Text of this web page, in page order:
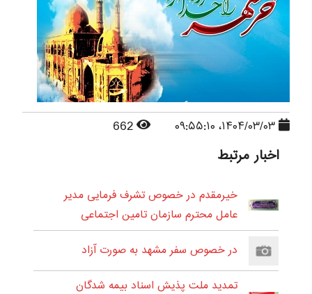
اخبار مرتبط
خیرمقدم در خصوص تشرف فرمایی مدیر
عامل محترم سازمان تامین اجتماعی
در خصوص سفر مشهد به صورت آزاد
تمدید ملت پذیش اسناد بیمه شدگان